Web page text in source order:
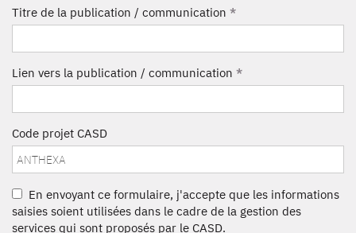
Titre de la publication / communication *
Lien vers la publication / communication *
Code projet CASD
En envoyant ce formulaire, j'accepte que les informations
saisies soient utilisées dans le cadre de la gestion des
services qui sont proposés par le CASD.